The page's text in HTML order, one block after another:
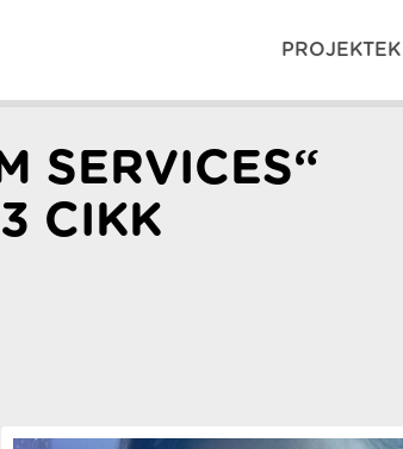
PROJEKTEK
SERVICES“
CIKK